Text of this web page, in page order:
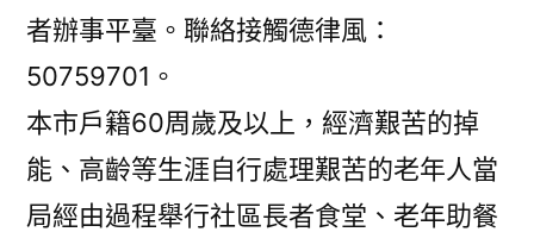
者辦事平臺。聯絡接觸德律風：
50759701。
本市戶籍60周歲及以上，經濟艱苦的掉
能、高齡等生涯自行處理艱苦的老年人當
局經由過程舉行社區長者食堂、老年助餐